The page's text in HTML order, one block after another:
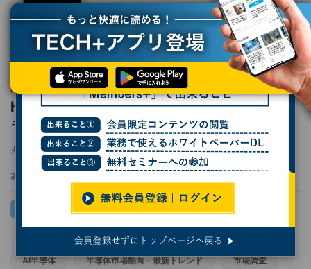
TECH+ テクノロジー
半導体
AI半導体市場は2031年に130兆円規模へ、HBMとAIアクセラレータがけん引
AI半導体市場は2031年に130兆円規模へ、
HBMとAIアクセラレータがけん引 富士キメ
ラ総研予測
掲載日 2026/05/21 16:18
著者：
AI半導体 半導体市場動向 - 最新トレンド 市場調査